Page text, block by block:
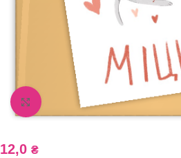
Збільшити зображення
12,0 ₴